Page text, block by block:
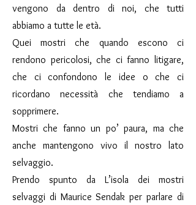
vengono da dentro di noi, che tutti
abbiamo a tutte le età.
Quei mostri che quando escono ci
rendono pericolosi, che ci fanno litigare,
che ci confondono le idee o che ci
ricordano necessità che tendiamo a
sopprimere.
Mostri che fanno un po’ paura, ma che
anche mantengono vivo il nostro lato
selvaggio.
Prendo spunto da L’isola dei mostri
selvaggi di Maurice Sendak per parlare di